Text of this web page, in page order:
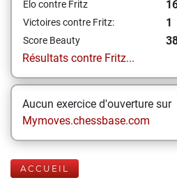
Elo contre Fritz
Victoires contre Fritz: 1
Score Beauty
Résultats contre Fritz...
Aucun exercice d'ouverture sur
Mymoves.chessbase.com
ACCUEIL